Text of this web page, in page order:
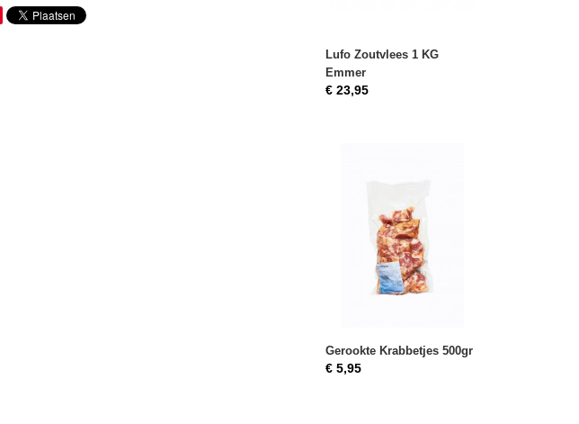
Lufo Zoutvlees 1 KG
Emmer
€ 23,95
Gerookte Krabbetjes 500gr
€ 5,95